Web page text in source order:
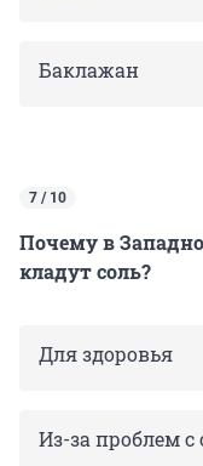
Баклажан
7 / 10
Почему в
кладут соль?
Для здоровья
Из-за проблем с